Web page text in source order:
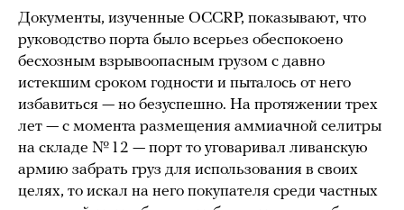
Документы, изученные OCCRP, показывают, что
руководство порта было всерьез обеспокоено
бесхозным взрывоопасным грузом с давно
истекшим сроком годности и пыталось от него
избавиться — но безуспешно. На протяжении трех
лет — с момента размещения аммиачной селитры
на складе № 12 — порт то уговаривал ливанскую
армию забрать груз для использования в своих
целях, то искал на него покупателя среди частных